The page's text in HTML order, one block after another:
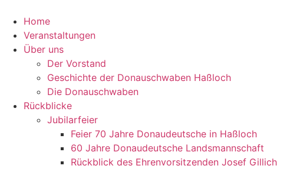
Inhalt
springen
Home
Veranstaltungen
Über uns
Der Vorstand
Geschichte der Donauschwaben Haßloch
Die Donauschwaben
Rückblicke
Jubilarfeier
Feier 70 Jahre Donaudeutsche in Haßloch
60 Jahre Donaudeutsche Landsmannschaft
Rückblick des Ehrenvorsitzenden Josef Gillich